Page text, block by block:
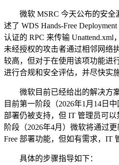
微软 MSRC 今天公布的安全
述了 WDS Hands-Free
认证的 RPC 来传输
未经授权的攻击者通过相邻网络
较高，但对于在使用该项功能进
进行合规和安全评估，并尽快实
微软目前已经给出的解决方案
目前第一阶段（2026年1月14日
部署仍被支持，但 IT 管理员可
阶段（2026年4月）微软将通过
Free 部署功能，但如有需求，IT
具体的步骤指导如下：